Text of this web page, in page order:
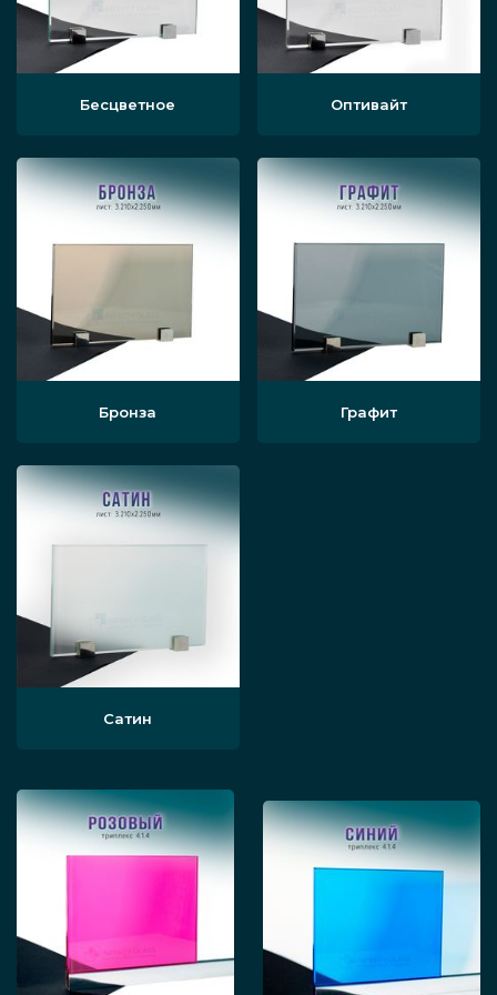
применяемых прозрачных листов.
Обычно это закалённый материал
использоваться и другие варианты.
По типу конструкции. Существуют
прямые, складные (гармошкой),
раздвижные и распашные
прозрачные перегородки.
По виду мобильности. Выделяют
мобильные (передвижные) и
стационарные прозрачные смарт-
По цельности конструкции. Есть
цельностеклянные перегородки,
на специальные профили, а есть
каркасные (обычно в алюминиевом
суммарную прочность изделия.
Сферы применения
Сфера использования подобных
Бесцветное Оптивайт
Бронза Графит
Сатин